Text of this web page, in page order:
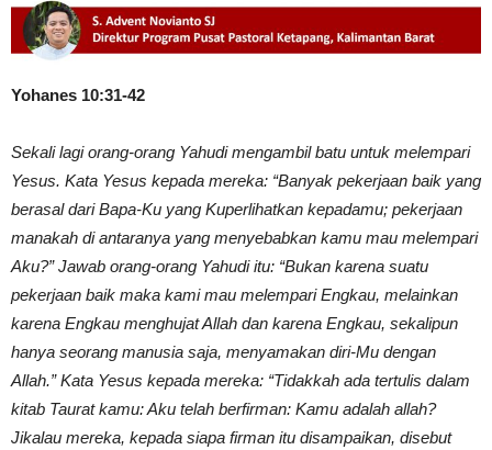
Yohanes 10:31-42
Sekali lagi orang-orang Yahudi mengambil batu untuk melempari
Yesus. Kata Yesus kepada mereka: “Banyak pekerjaan baik yang
berasal dari Bapa-Ku yang Kuperlihatkan kepadamu; pekerjaan
manakah di antaranya yang menyebabkan kamu mau melempari
Aku?” Jawab orang-orang Yahudi itu: “Bukan karena suatu
pekerjaan baik maka kami mau melempari Engkau, melainkan
karena Engkau menghujat Allah dan karena Engkau, sekalipun
hanya seorang manusia saja, menyamakan diri-Mu dengan
Allah.” Kata Yesus kepada mereka: “Tidakkah ada tertulis dalam
kitab Taurat kamu: Aku telah berfirman: Kamu adalah allah?
Jikalau mereka, kepada siapa firman itu disampaikan, disebut